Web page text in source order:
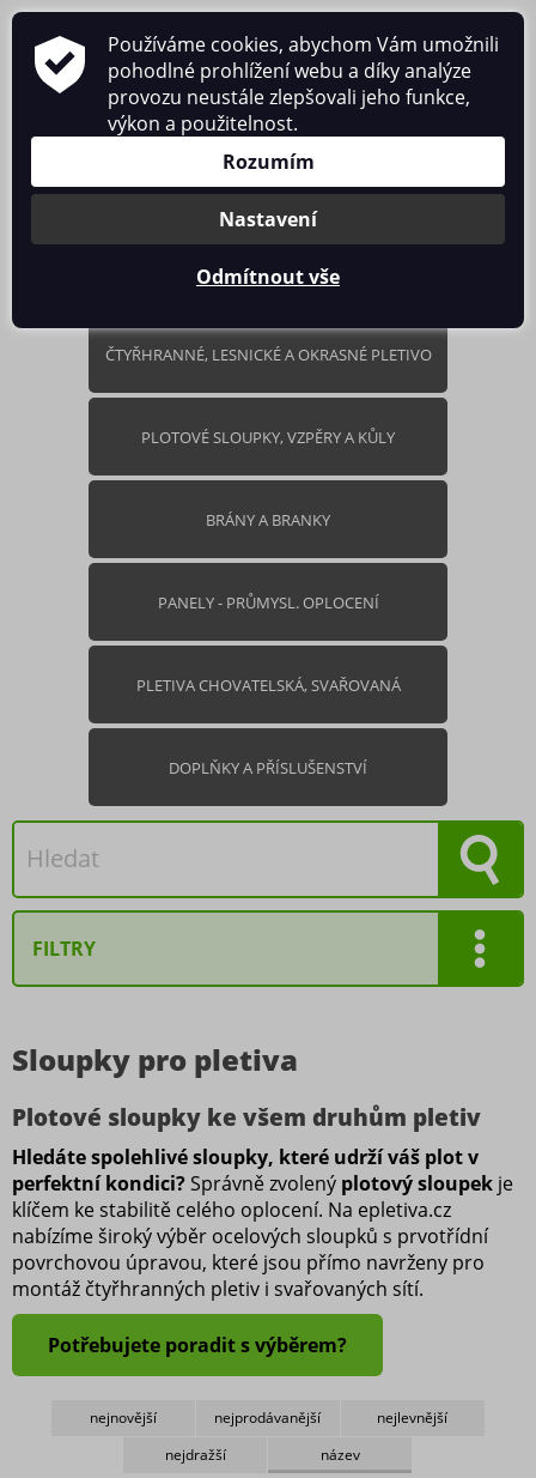
ČTYŘHRANNÉ, LESNICKÉ A OKRASNÉ PLETIVO
PLOTOVÉ SLOUPKY, VZPĚRY A KŮLY
BRÁNY A BRANKY
PANELY - PRŮMYSL. OPLOCENÍ
PLETIVA CHOVATELSKÁ, SVAŘOVANÁ
DOPLŇKY A PŘÍSLUŠENSTVÍ
FILTRY
175 cm
200 cm
215 cm
230 cm
235 cm
240 cm
250 cm
260 cm
Rozměr
Sloupky pro pletiva
Plotové sloupky ke všem druhům pletiv
Hledáte spolehlivé sloupky, které udrží váš plot v
perfektní kondici?Správně zvolený plotový sloupek je
klíčem ke stabilitě celého oplocení. Na epletiva.cz
nabízíme široký výběr ocelových sloupků s prvotřídní
povrchovou úpravou, které jsou přímo navrženy pro
montáž čtyřhranných pletiv i svařovaných sítí.
Potřebujete poradit s výběrem?
nejnovější nejprodávanější
nejlevnější
nejdražší
název
Používáme cookies, abychom Vám umožnili
pohodlné prohlížení webu a díky analýze
provozu neustále zlepšovali jeho funkce,
výkon a použitelnost.
Rozumím
Nastavení
Odmítnout vše